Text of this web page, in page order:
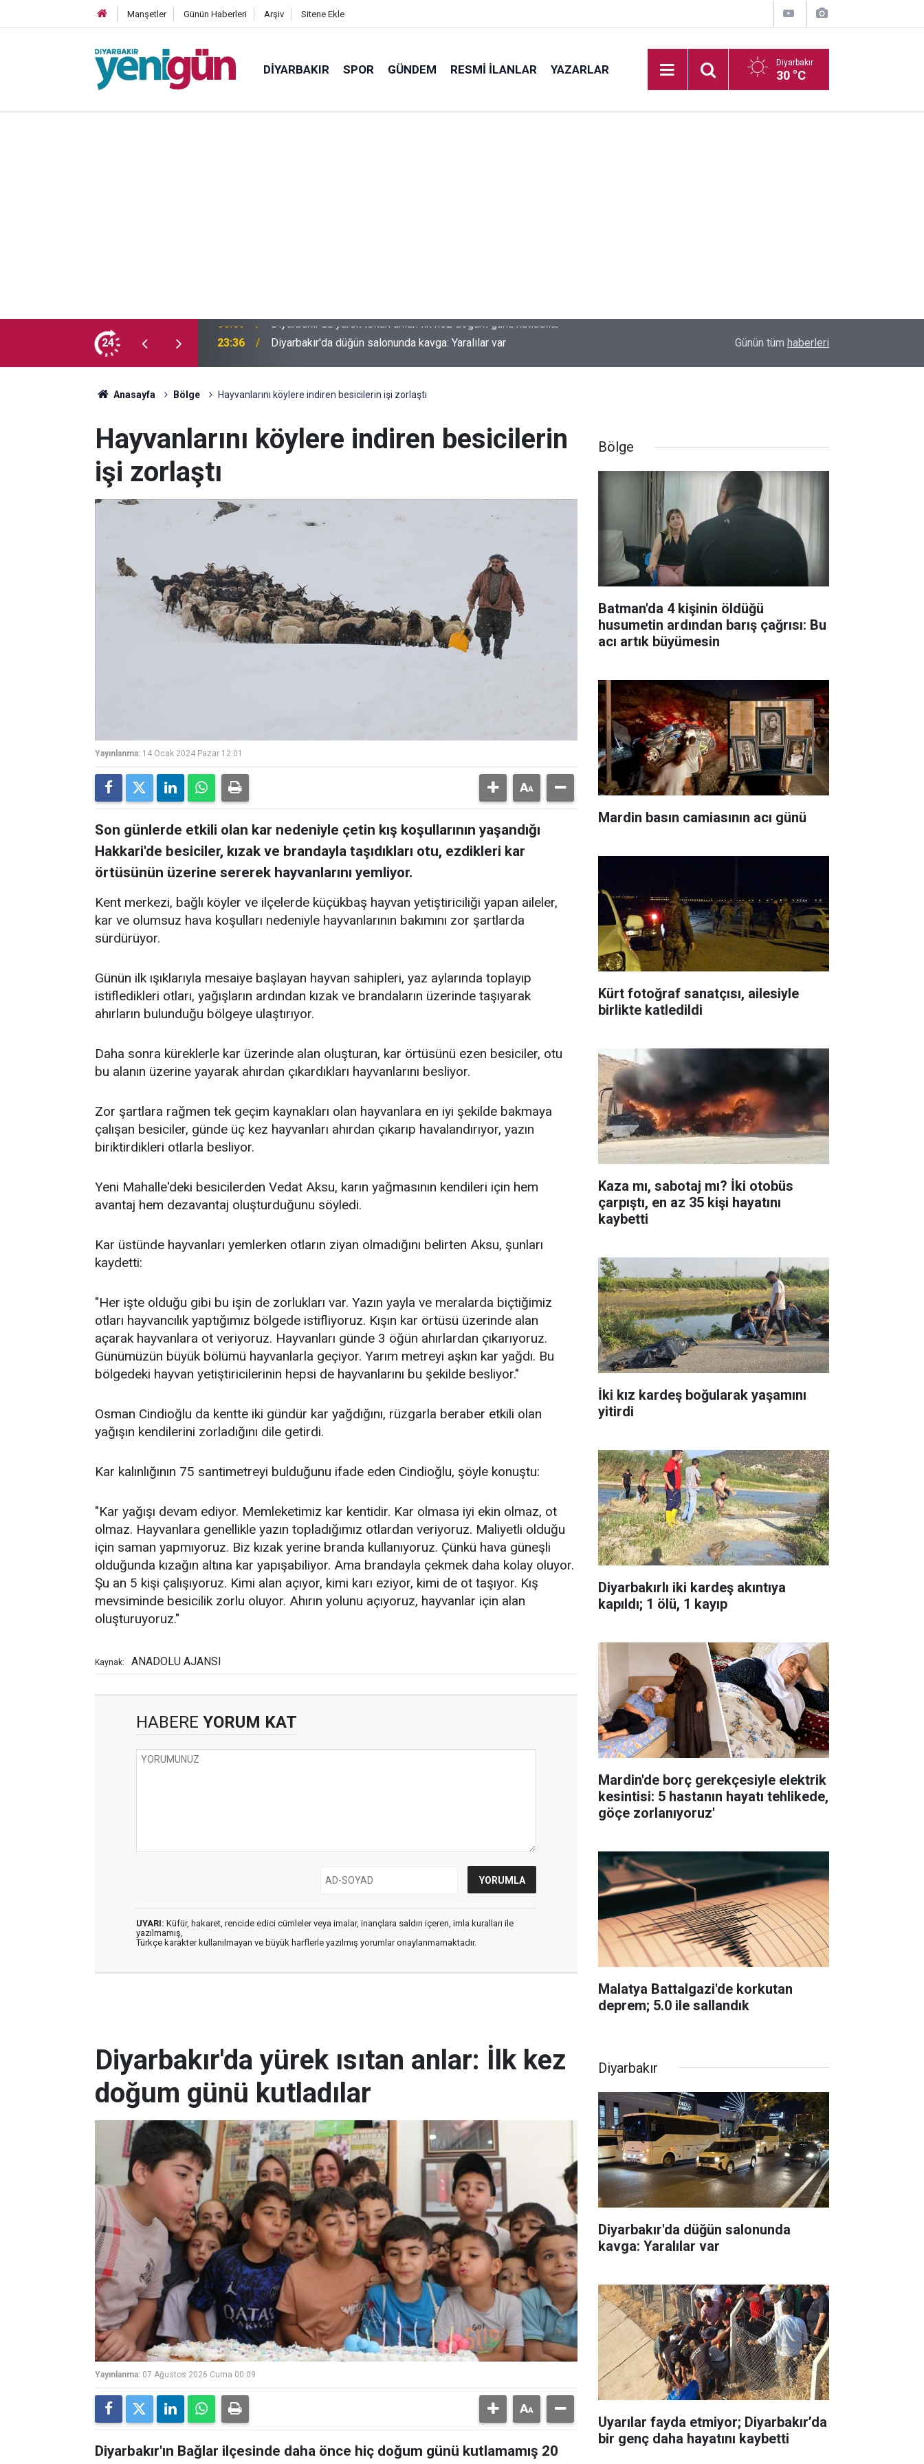
Manşetler Günün Haberleri Arşiv Sitene Ekle
DIYARBAKIR SPOR GÜNDEM RESMI İLANLAR YAZARLAR Diyarbakır
30 °C
24
kez doğum günü kutladılar 23:36 Diyarbakır'da düğün salonunda kavga: Yaralılar var Uyarılar fayda etmiyor; Diyarbakır’da bir genç
Günün tüm haberleri
Anasayfa Bölge Hayvanlarını köylere indiren besicilerin işi zorlaştı
Hayvanlarını köylere indiren besicilerin
işi zorlaştı
Yayınlanma: 14 Ocak 2024 Pazar 12:01
Son günlerde etkili olan kar nedeniyle çetin kış koşullarının yaşandığı
Hakkari'de besiciler, kızak ve brandayla taşıdıkları otu, ezdikleri kar
örtüsünün üzerine sererek hayvanlarını yemliyor.
Kent merkezi, bağlı köyler ve ilçelerde küçükbaş hayvan yetiştiriciliği yapan aileler,
kar ve olumsuz hava koşulları nedeniyle hayvanlarının bakımını zor şartlarda
sürdürüyor.
Günün ilk ışıklarıyla mesaiye başlayan hayvan sahipleri, yaz aylarında toplayıp
istifledikleri otları, yağışların ardından kızak ve brandaların üzerinde taşıyarak
ahırların bulunduğu bölgeye ulaştırıyor.
Daha sonra küreklerle kar üzerinde alan oluşturan, kar örtüsünü ezen besiciler, otu
bu alanın üzerine yayarak ahırdan çıkardıkları hayvanlarını besliyor.
Zor şartlara rağmen tek geçim kaynakları olan hayvanlara en iyi şekilde bakmaya
çalışan besiciler, günde üç kez hayvanları ahırdan çıkarıp havalandırıyor, yazın
biriktirdikleri otlarla besliyor.
Yeni Mahalle'deki besicilerden Vedat Aksu, karın yağmasının kendileri için hem
avantaj hem dezavantaj oluşturduğunu söyledi.
Kar üstünde hayvanları yemlerken otların ziyan olmadığını belirten Aksu, şunları
kaydetti:
"Her işte olduğu gibi bu işin de zorlukları var. Yazın yayla ve meralarda biçtiğimiz
otları hayvancılık yaptığımız bölgede istifliyoruz. Kışın kar örtüsü üzerinde alan
açarak hayvanlara ot veriyoruz. Hayvanları günde 3 öğün ahırlardan çıkarıyoruz.
Günümüzün büyük bölümü hayvanlarla geçiyor. Yarım metreyi aşkın kar yağdı. Bu
bölgedeki hayvan yetiştiricilerinin hepsi de hayvanlarını bu şekilde besliyor."
Osman Cindioğlu da kentte iki gündür kar yağdığını, rüzgarla beraber etkili olan
yağışın kendilerini zorladığını dile getirdi.
Kar kalınlığının 75 santimetreyi bulduğunu ifade eden Cindioğlu, şöyle konuştu:
"Kar yağışı devam ediyor. Memleketimiz kar kentidir. Kar olmasa iyi ekin olmaz, ot
olmaz. Hayvanlara genellikle yazın topladığımız otlardan veriyoruz. Maliyetli olduğu
için saman yapmıyoruz. Biz kızak yerine branda kullanıyoruz. Çünkü hava güneşli
olduğunda kızağın altına kar yapışabiliyor. Ama brandayla çekmek daha kolay oluyor.
Şu an 5 kişi çalışıyoruz. Kimi alan açıyor, kimi karı eziyor, kimi de ot taşıyor. Kış
mevsiminde besicilik zorlu oluyor. Ahırın yolunu açıyoruz, hayvanlar için alan
oluşturuyoruz."
Kaynak: ANADOLU AJANSI
HABERE YORUM KAT
UYARI: Küfür, hakaret, rencide edici cümleler veya imalar, inançlara saldırı içeren, imla kuralları ile
yazılmamış,
Türkçe karakter kullanılmayan ve büyük harflerle yazılmış yorumlar onaylanmamaktadır.
Bölge
Batman'da 4 kişinin öldüğü
husumetin ardından barış çağrısı: Bu
acı artık büyümesin
Mardin basın camiasının acı günü
Kürt fotoğraf sanatçısı, ailesiyle
birlikte katledildi
Kaza mı, sabotaj mı? İki otobüs
çarpıştı, en az 35 kişi hayatını
kaybetti
İki kız kardeş boğularak yaşamını
yitirdi
Diyarbakırlı iki kardeş akıntıya
kapıldı; 1 ölü, 1 kayıp
Mardin'de borç gerekçesiyle elektrik
kesintisi: 5 hastanın hayatı tehlikede,
göçe zorlanıyoruz'
Malatya Battalgazi'de korkutan
deprem; 5.0 ile sallandık
Diyarbakır'da yürek ısıtan anlar: İlk kez
doğum günü kutladılar
Yayınlanma: 07 Ağustos 2026 Cuma 00:09
Diyarbakır'ın Bağlar ilçesinde daha önce hiç doğum günü kutlamamış 20
Diyarbakır
Diyarbakır'da düğün salonunda
kavga: Yaralılar var
Uyarılar fayda etmiyor; Diyarbakır’da
bir genç daha hayatını kaybetti